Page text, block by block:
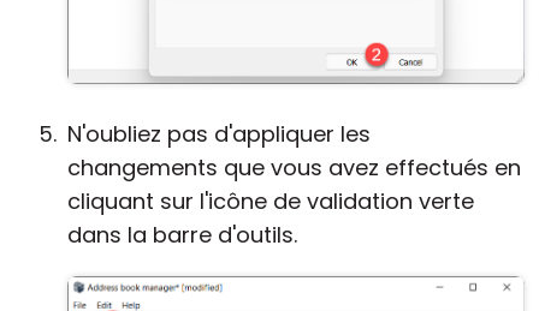
N'oubliez pas d'appliquer les
changements que vous avez effectués en
cliquant sur l'icône de validation verte
dans la barre d'outils.